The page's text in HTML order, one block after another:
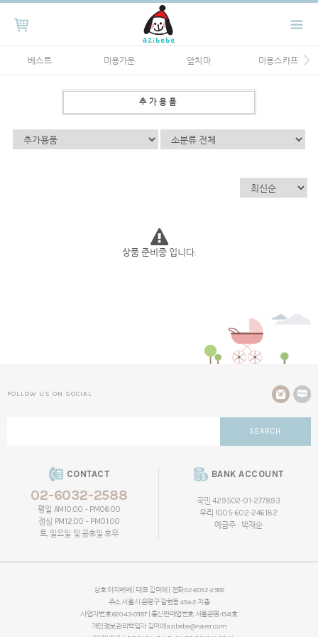
베스트 미용가운 앞치마 미용스카프
추가용품
상품 준비중 입니다.
FOLLOW US ON SOCIAL
SEARCH
CONTACT
02-6032-2588
평일 AM10:00 - PM06:00
점심 PM12:00 - PM01:00
토, 일요일 및 공휴일 휴무
BANK ACCOUNT
국민 429502-01-277893
우리 1005-602-246182
예금주 : 박재순
상호 아지베베 | 대표 김미애 | 전화 02-6032-2588
주소 서울시 은평구 갈현동 494-2 지층
사업자번호 620-43-01187 | 통신판매업번호 서울은평-1541호
개인정보관리책임자 김미애azibebe@naver.com